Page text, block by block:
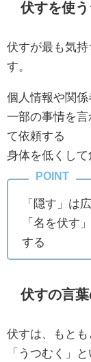
伏すを使
伏すが最も気
す。
個人情報や関
一部の事情を
て依頼する
身体を低くし
「隠す」は
「名を伏す
する
伏すの言
伏すは、もとも
「うつむく」